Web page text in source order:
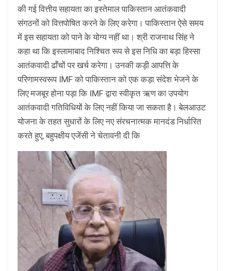
की गई वित्तीय सहायता का इस्तेमाल पाकिस्तान आतंकवादी
संगठनों को वित्तपोषित करने के लिए करेगा। पाकिस्तान ऐसे समय
में इस सहायता को पाने के योग्य नहीं था। श्री राजनाथ सिंह ने
कहा था कि इस्लामाबाद निश्चित रूप से इस निधि का बड़ा हिस्सा
आतंकवादी ढाँचों पर खर्च करेगा। उनकी कड़ी आपत्ति के
परिणामस्वरूप IMF को पाकिस्तान को एक कड़ा संदेश भेजने के
लिए मजबूर होना पड़ा कि IMF द्वारा स्वीकृत ऋण का उपयोग
आतंकवादी गतिविधियों के लिए नहीं किया जा सकता है। बेलआउट
योजना के तहत सुधारों के लिए नए संरचनात्मक मानदंड निर्धारित
करते हुए, बहुपक्षीय एजेंसी ने चेतावनी दी कि